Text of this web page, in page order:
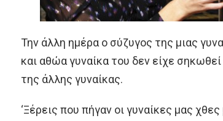
Την άλλη ημέρα ο σύζυγος της μιας
και αθώα γυναίκα του δεν είχε
της άλλης γυναίκας.
‘Ξέρεις που πήγαν οι γυναίκες μας